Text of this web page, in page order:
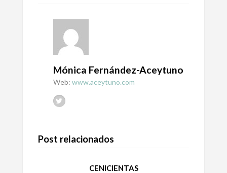
Mónica Fernández-Aceytuno
Web: www.aceytuno.com
Post relacionados
CENICIENTAS